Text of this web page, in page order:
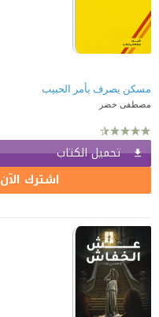
مسكن يصرف بأمر الحبيب
مصطفى خضر
تحميل الكتاب
اشترك الآن